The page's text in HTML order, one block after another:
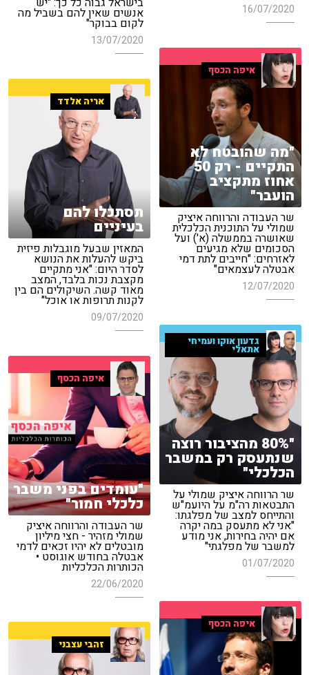
16/07/2020 אנשים שאין להם בשביל מה
לקום בבוקר"
13/07/2020
איפה הכסף
"מה שהובטח לא
התקיים - רק 50
אחוז מתקציב
הועבר"
שר העבודה והרווחה איציק
שמולי על התוכנית הכלכלית
שאושרה בממשלה (א') ועל
הסכומים שלא מגיעים
לאזרחים: "חייבים לתת דמי
אבטלה לעצמאים"
12/07/2020
אריה אלדד
תסתכלו להם
בעיניים
המאזין שבעל מוגבלות פיזית
ביקש להעלות את הנושא
לסדר היום: "אני מתקיים
מקצבת נכות בלבד, המצב
מאוד קשה. השיקולים הם בין
לקנות תרופות או אוכל"
09/07/2020
גדעון אוקו ועמיחי
אתאלי
"80% מהציבור רוצה
שנתעסק רק במשבר
הכלכלי"
שר הרווחה איציק שמולי על
התבטאות רה"מ על היועמ"ש
והתייחס למצב של מפלגתו:
"אני לא מתעסק במה יקרה
אם יהיה בחירות, אני מודע
למשבר של מפלגתי"
01/07/2020
איפה הכסף
"עומדים בפני משבר
כלכלי חמור"
שר העבודה והרווחה איציק
שמולי מזהיר - חצי מיליון
מובטלים לא יהיו זכאים לדמי
אבטלה בחודש אוגוסט •
הכותרות הכלכליות
22/06/2020
איפה הכסף
זהבי עצבני